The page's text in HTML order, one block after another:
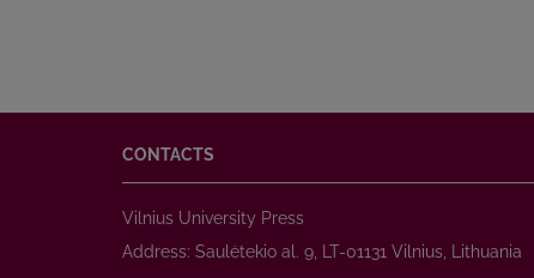
CONTACTS
Vilnius University Press
Address: Saulėtekio al. 9, LT-01131 Vilnius, Lithuania